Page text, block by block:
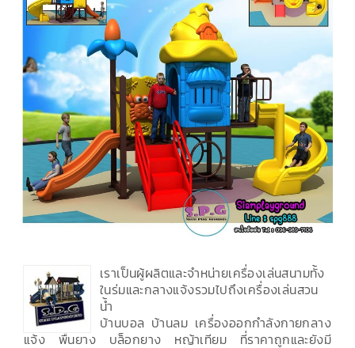
เราเป็นผู้ผลิตและจำหน่ายเครื่องเล่นสนามทั้ง
ในร่มและกลางแจ้งรวมไปถึงเครื่องเล่นสวน
น้ำ
บ้านบอล บ้านลม เครื่องออกกำลังกายกลาง
แจ้ง พื้นยาง บล็อกยาง หญ้าเทียม ที่ราคาถูกและยังมี